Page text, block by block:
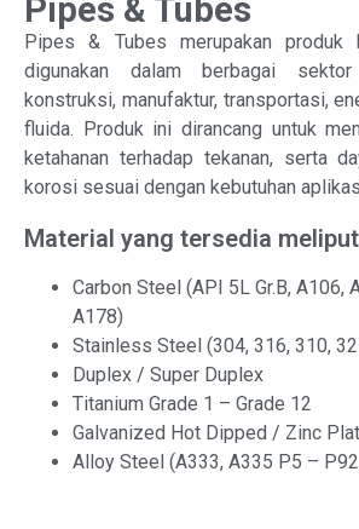
Pipes & Tubes
Pipes & Tubes merupakan produk
digunakan dalam berbagai
konstruksi, manufaktur, transportasi,
fluida. Produk ini dirancang untuk
ketahanan terhadap tekanan, serta
korosi sesuai dengan kebutuhan
Material yang tersedia
Carbon Steel (API 5L Gr.B, A106,
A178)
Stainless Steel (304, 316, 310,
Duplex / Super Duplex
Titanium Grade 1 – Grade 12
Galvanized Hot Dipped / Zinc
Alloy Steel (A333, A335 P5 –